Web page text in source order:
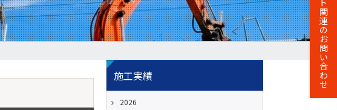
施工実績
2026
ト
関
連
の
お
問
い
合
わ
せ